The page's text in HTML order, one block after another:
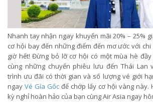
Nhanh tay nhận ngay khuyến mãi 20% – 25%
cơ hội bay đến những điểm đến mơ ước với
giờ hết! Đừng bỏ lỡ cơ hội có một mùa hè
cùng những chuyến phiêu lưu đến Thái Lan
trình ưu đãi có thời gian và số lượng vé giới
ngay Vé Gía Gốc để chớp lấy cơ hội vàng này.
kỳ nghỉ hoàn hảo của bạn cùng Air Asia ngay